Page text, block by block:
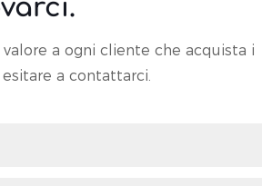
a ogni cliente che acquista i
a contattarci.